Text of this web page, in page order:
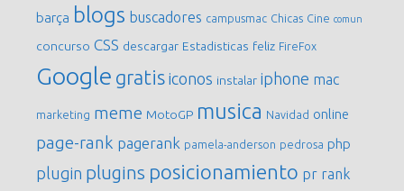
barça blogs buscadores campusmac Chicas Cine comun
concurso CSS descargar Estadisticas feliz FireFox
Google gratis iconos instalar iphone mac
marketing meme MotoGP musica Navidad online
page-rank pagerank pamela-anderson pedrosa php
plugin plugins posicionamiento pr rank